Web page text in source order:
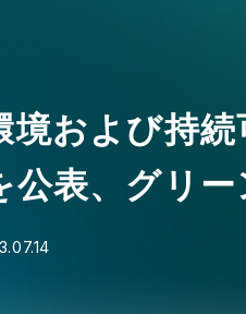
および持
公表、グリ